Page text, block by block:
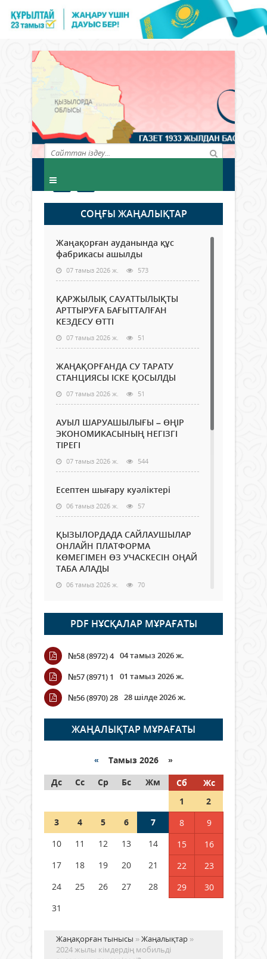
СОҢҒЫ ЖАҢАЛЫҚТАР
Жаңақорған ауданында құс
фабрикасы ашылды
07 тамыз 2026 ж. 573
ҚАРЖЫЛЫҚ САУАТТЫЛЫҚТЫ
АРТТЫРУҒА БАҒЫТТАЛҒАН
КЕЗДЕСУ ӨТТІ
07 тамыз 2026 ж. 51
ЖАҢАҚОРҒАНДА СУ ТАРАТУ
СТАНЦИЯСЫ ІСКЕ ҚОСЫЛДЫ
07 тамыз 2026 ж. 51
АУЫЛ ШАРУАШЫЛЫҒЫ – ӨҢІР
ЭКОНОМИКАСЫНЫҢ НЕГІЗГІ
ТІРЕГІ
07 тамыз 2026 ж. 544
Есептен шығару куәліктері
06 тамыз 2026 ж. 57
ҚЫЗЫЛОРДАДА САЙЛАУШЫЛАР
ОНЛАЙН ПЛАТФОРМА
КӨМЕГІМЕН ӨЗ УЧАСКЕСІН ОҢАЙ
ТАБА АЛАДЫ
06 тамыз 2026 ж. 70
Open Air: Қызылорда облысы
полиция департаменті 20
мыңнан астам көрерменнің
қауіпсіздігін қамтамасыз етті
06 тамыз 2026 ж.
Wi-Fi ҚАБЫРҒА АРҚЫЛЫ ҚАЛАЙ
ӨТЕДІ?
06 тамыз 2026 ж. 252
граждане Казахстана,
05 тамыз 2026 ж. 131
Шетелде жүрген Қазақстан
азаматтары қалай дауыс бере
PDF НҰСҚАЛАР МҰРАҒАТЫ
№58 (8972) 4 04 тамыз 2026 ж.
№57 (8971) 1
01 тамыз 2026 ж.
№56 (8970) 28 28 шілде 2026 ж.
ЖАҢАЛЫҚТАР МҰРАҒАТЫ
« Тамыз 2026 »
Дс
Сс Ср Бс Жм Сб
Жс
1
2
3
4 5 6 7 8
9
10
11 12 13 14 15
16
17
18 19 20 21 22
23
24
25 26 27 28 29
30
31
Жаңақорған тынысы »Жаңалықтар »
2024 жылы кімдердің мобильді